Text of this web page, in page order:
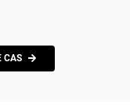
CAS